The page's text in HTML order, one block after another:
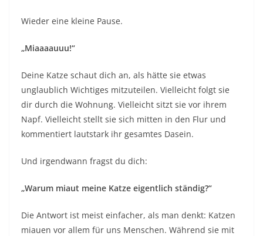
Wieder eine kleine Pause.
„Miaaaauuu!“
Deine Katze schaut dich an, als hätte sie etwas
unglaublich Wichtiges mitzuteilen. Vielleicht folgt sie
dir durch die Wohnung. Vielleicht sitzt sie vor ihrem
Napf. Vielleicht stellt sie sich mitten in den Flur und
kommentiert lautstark ihr gesamtes Dasein.
Und irgendwann fragst du dich:
„Warum miaut meine Katze eigentlich ständig?“
Die Antwort ist meist einfacher, als man denkt: Katzen
miauen vor allem für uns Menschen. Während sie mit